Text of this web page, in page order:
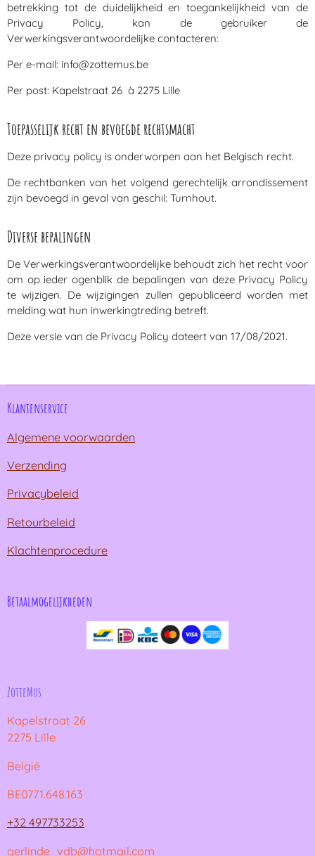
betrekking tot de duidelijkheid en toegankelijkheid van de
Privacy Policy, kan de gebruiker de
Verwerkingsverantwoordelijke contacteren:
Per e-mail: info@zottemus.be
Per post: Kapelstraat 26 à 2275 Lille
Toepasselijk recht en bevoegde rechtsmacht
Deze privacy policy is onderworpen aan het Belgisch recht.
De rechtbanken van het volgend gerechtelijk arrondissement
zijn bevoegd in geval van geschil: Turnhout.
Diverse bepalingen
De Verwerkingsverantwoordelijke behoudt zich het recht voor
om op ieder ogenblik de bepalingen van deze Privacy Policy
te wijzigen. De wijzigingen zullen gepubliceerd worden met
melding wat hun inwerkingtreding betreft.
Deze versie van de Privacy Policy dateert van 17/08/2021.
Klantenservice
Algemene voorwaarden
Verzending
Privacybeleid
Retourbeleid
Klachtenprocedure
Betaalmogelijkheden
ZotteMus
Kapelstraat 26
2275 Lille
België
BE0771.648.163
+32 497733253
gerlinde_vdb@hotmail.com